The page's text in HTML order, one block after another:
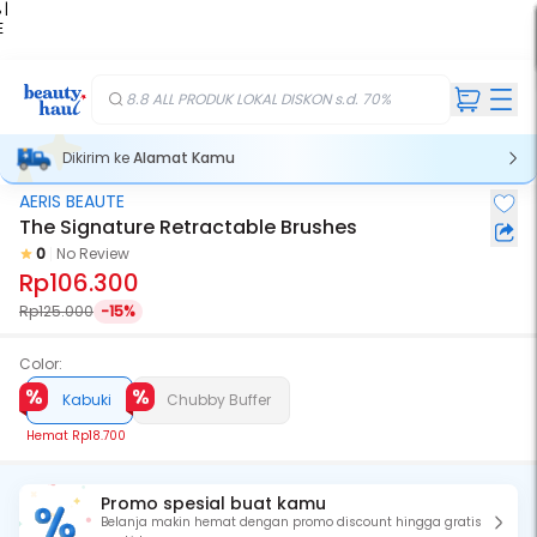
|
8.8 ALL PRODUK LOKAL DISKON s.d. 70%
Dikirim keAlamat Kamu
AERIS BEAUTE
The Signature Retractable Brushes
0 No Review
Rp106.300
Rp125.000 -15%
Color:
Kabuki
Hemat Rp18.700
Chubby Buffer
Promo spesial buat kamu
Belanja makin hemat dengan promo discount hingga gratis